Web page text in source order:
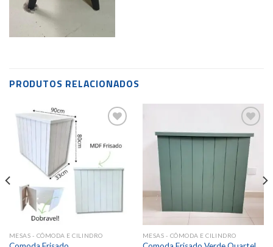
PRODUTOS RELACIONADOS
wishlist
MESAS - CÔMODA E CILINDRO
Add to
wishlist
MESAS - CÔMODA E CILINDRO